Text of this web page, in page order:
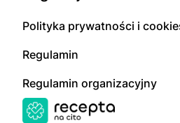
Polityka prywatności i
Regulamin
Regulamin organizacyjny